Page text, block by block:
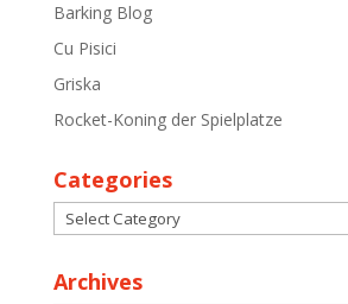
Barking Blog
Cu Pisici
Griska
Rocket-Koning der Spielplatze
Categories
Categories
Archives